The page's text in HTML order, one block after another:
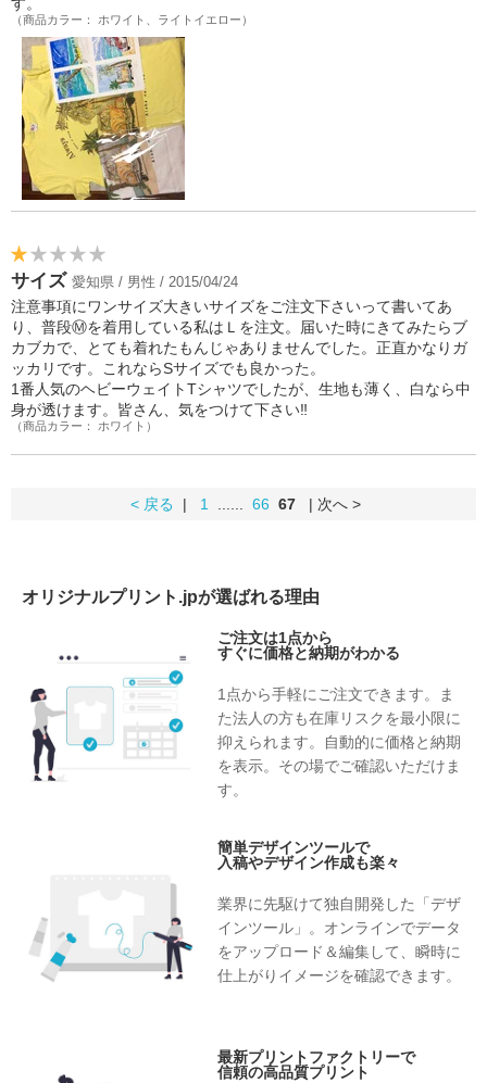
（商品カラー： ホワイト、ライトイエロー）
サイズ 愛知県 / 男性 / 2015/04/24
注意事項にワンサイズ大きいサイズをご注文下さいって書いてあ
り、普段Ⓜ︎を着用している私はＬを注文。届いた時にきてみたらブ
カブカで、とても着れたもんじゃありませんでした。正直かなりガ
ッカリです。これならSサイズでも良かった。
1番人気のヘビーウェイトTシャツでしたが、生地も薄く、白なら中
身が透けます。皆さん、気をつけて下さい‼︎
（商品カラー： ホワイト）
< 戻る | 1 66 67 | 次へ >
オリジナルプリント.jpが選ばれる理由
ご注文は1点から
すぐに価格と納期がわかる
1点から手軽にご注文できます。ま
た法人の方も在庫リスクを最小限に
抑えられます。自動的に価格と納期
を表示。その場でご確認いただけま
す。
簡単デザインツールで
入稿やデザイン作成も楽々
業界に先駆けて独自開発した「デザ
インツール」。オンラインでデータ
をアップロード＆編集して、瞬時に
仕上がりイメージを確認できます。
最新プリントファクトリーで
信頼の高品質プリント